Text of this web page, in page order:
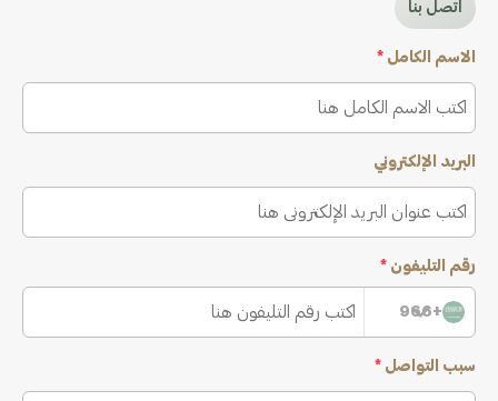
اتصل بنا
الاسم الكامل *
البريد الإلكتروني
رقم التليفون *
+966
سبب التواصل *